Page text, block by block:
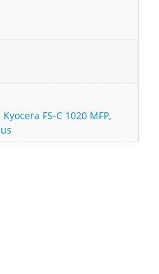
Kyocera FS-C 1020 MFP,